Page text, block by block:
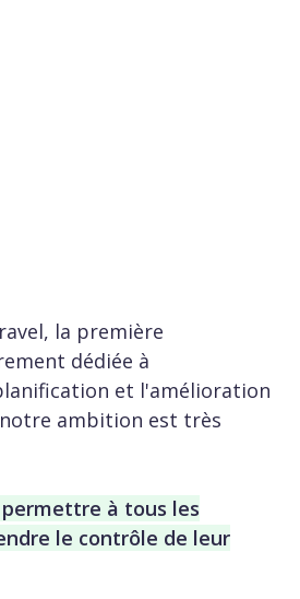
la première
dédiée à
et l'amélioration
ambition est très
à tous les
le contrôle de leur